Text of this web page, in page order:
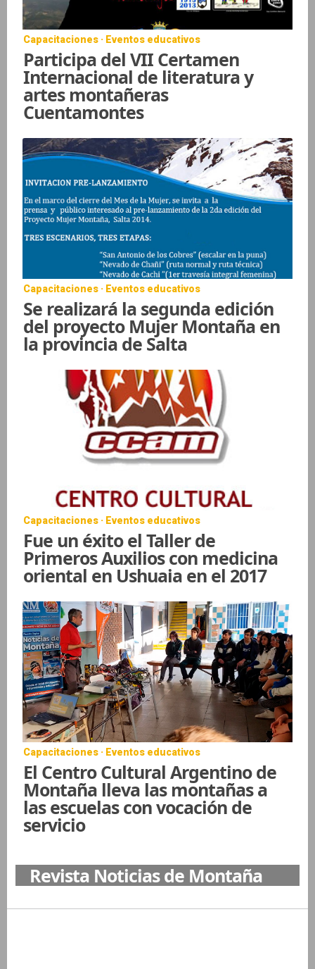
Capacitaciones · Eventos educativos
Participa del VII Certamen
Internacional de literatura y
artes montañeras
Cuentamontes
Capacitaciones · Eventos educativos
Se realizará la segunda edición
del proyecto Mujer Montaña en
la provincia de Salta
Capacitaciones · Eventos educativos
Fue un éxito el Taller de
Primeros Auxilios con medicina
oriental en Ushuaia en el 2017
Capacitaciones · Eventos educativos
El Centro Cultural Argentino de
Montaña lleva las montañas a
las escuelas con vocación de
servicio
Revista Noticias de Montaña